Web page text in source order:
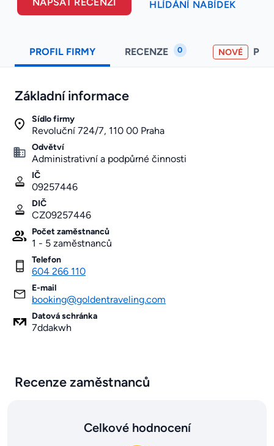
NAPSAT RECENZI HLÍDÁNÍ NABÍDEK
PROFIL FIRMY RECENZE 0 NOVÉ
Základní informace
Sídlo firmy
Revoluční 724/7, 110 00 Praha
Odvětví
Administrativní a podpůrné činnosti
IČ
09257446
DIČ
CZ09257446
Počet zaměstnanců
1 - 5 zaměstnanců
Telefon
604 266 110
E-mail
booking@goldentraveling.com
Datová schránka
7ddakwh
Recenze zaměstnanců
Celkové hodnocení